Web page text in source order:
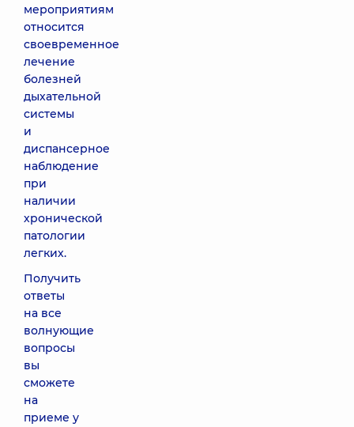
мероприятиям
относится
своевременное
лечение
болезней
дыхательной
системы
и
диспансерное
наблюдение
при
наличии
хронической
патологии
легких.
Получить
ответы
на все
волнующие
вопросы
вы
сможете
на
приеме у